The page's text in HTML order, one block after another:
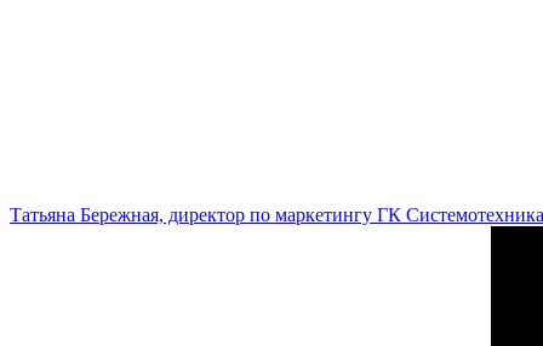
Татьяна Бережная, директор по маркетингу ГК Системотехника